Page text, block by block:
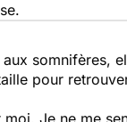
somnifères,
pour
Je ne me